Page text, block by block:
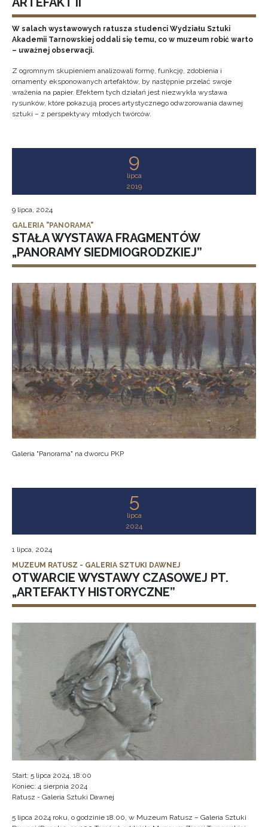
W salach wystawowych ratusza studenci Wydziału Sztuki
Akademii Tarnowskiej oddali się temu, co w muzeum robić warto
– uważnej obserwacji.
Z ogromnym skupieniem analizowali formę, funkcję, zdobienia i
ornamenty eksponowanych artefaktów, by następnie przelać swoje
wrażenia na papier. Efektem tych działań jest niezwykła wystawa
rysunków, które pokazują proces artystycznego odwzorowania dawnej
sztuki – z perspektywy młodych twórców.
9
lipca
2019
9 lipca, 2024
GALERIA "PANORAMA"
STAŁA WYSTAWA FRAGMENTÓW
„PANORAMY SIEDMIOGRODZKIEJ”
Galeria "Panorama" na dworcu PKP
5
lipca
2024
1 lipca, 2024
MUZEUM RATUSZ - GALERIA SZTUKI DAWNEJ
OTWARCIE WYSTAWY CZASOWEJ PT.
„ARTEFAKTY HISTORYCZNE”
Start: 5 lipca 2024, 18:00
Koniec: 4 sierpnia 2024
Ratusz - Galeria Sztuki Dawnej
5 lipca 2024 roku, o godzinie 18.00, w Muzeum Ratusz – Galeria Sztuki